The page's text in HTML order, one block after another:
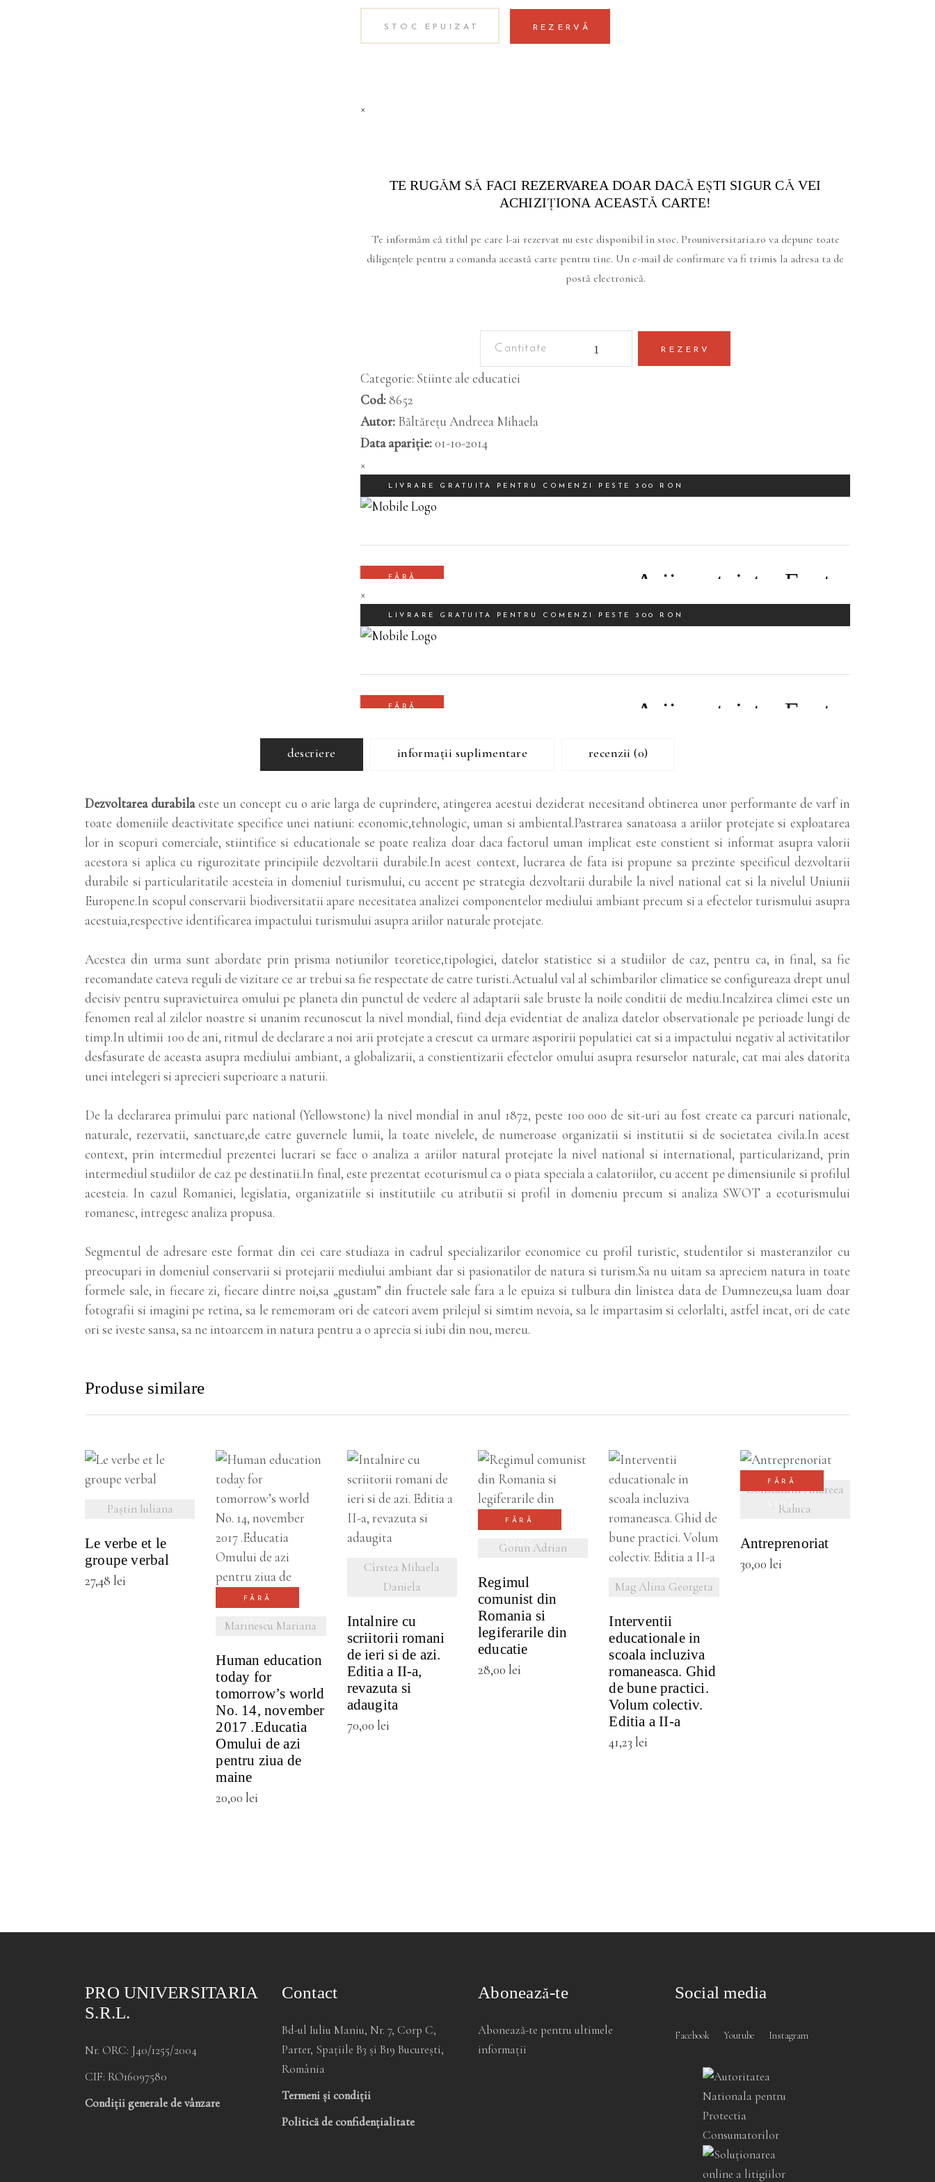
STOC EPUIZAT REZERVĂ
×
TE RUGĂM SĂ FACI REZERVAREA DOAR DACĂ EŞTI SIGUR CĂ VEI
ACHIZIŢIONA ACEASTĂ CARTE!
Te informăm că titlul pe care l-ai rezervat nu este disponibil în stoc. Prouniversitaria.ro va depune toate
diligenţele pentru a comanda această carte pentru tine. Un e-mail de confirmare va fi trimis la adresa ta de
postă electronică.
REZERV
Categorie: Stiinte ale educatiei
Cod:8652
Autor: Băltărețu Andreea Mihaela
Data apariție:01-10-2014
×
×
descriere informații suplimentare recenzii (0)
Dezvoltarea durabilaeste un concept cu o arie larga de cuprindere, atingerea acestui deziderat necesitand obtinerea unor performante de varf in
toate domeniile deactivitate specifice unei natiuni: economic,tehnologic, uman si ambiental.Pastrarea sanatoasa a ariilor protejate si exploatarea
lor in scopuri comerciale, stiintifice si educationale se poate realiza doar daca factorul uman implicat este constient si informat asupra valorii
acestora si aplica cu rigurozitate principiile dezvoltarii durabile.In acest context, lucrarea de fata isi propune sa prezinte specificul dezvoltarii
durabile si particularitatile acesteia in domeniul turismului, cu accent pe strategia dezvoltarii durabile la nivel national cat si la nivelul Uniunii
Europene.In scopul conservarii biodiversitatii apare necesitatea analizei componentelor mediului ambiant precum si a efectelor turismului asupra
acestuia,respective identificarea impactului turismului asupra ariilor naturale protejate.
Acestea din urma sunt abordate prin prisma notiunilor teoretice,tipologiei, datelor statistice si a studiilor de caz, pentru ca, in final, sa fie
recomandate cateva reguli de vizitare ce ar trebui sa fie respectate de catre turisti.Actualul val al schimbarilor climatice se configureaza drept unul
decisiv pentru supravietuirea omului pe planeta din punctul de vedere al adaptarii sale bruste la noile conditii de mediu.Incalzirea climei este un
fenomen real al zilelor noastre si unanim recunoscut la nivel mondial, fiind deja evidentiat de analiza datelor observationale pe perioade lungi de
timp.In ultimii 100 de ani, ritmul de declarare a noi arii protejate a crescut ca urmare asporirii populatiei cat si a impactului negativ al activitatilor
desfasurate de aceasta asupra mediului ambiant, a globalizarii, a constientizarii efectelor omului asupra resurselor naturale, cat mai ales datorita
unei intelegeri si aprecieri superioare a naturii.
De la declararea primului parc national (Yellowstone) la nivel mondial in anul 1872, peste 100 000 de sit-uri au fost create ca parcuri nationale,
naturale, rezervatii, sanctuare,de catre guvernele lumii, la toate nivelele, de numeroase organizatii si institutii si de societatea civila.In acest
context, prin intermediul prezentei lucrari se face o analiza a ariilor natural protejate la nivel national si international, particularizand, prin
intermediul studiilor de caz pe destinatii.In final, este prezentat ecoturismul ca o piata speciala a calatoriilor, cu accent pe dimensiunile si profilul
acesteia. In cazul Romaniei, legislatia, organizatiile si institutiile cu atributii si profil in domeniu precum si analiza SWOT a ecoturismului
romanesc, intregesc analiza propusa.
Segmentul de adresare este format din cei care studiaza in cadrul specializarilor economice cu profil turistic, studentilor si masteranzilor cu
preocupari in domeniul conservarii si protejarii mediului ambiant dar si pasionatilor de natura si turism.Sa nu uitam sa apreciem natura in toate
formele sale, in fiecare zi, fiecare dintre noi,sa „gustam” din fructele sale fara a le epuiza si tulbura din linistea data de Dumnezeu,sa luam doar
fotografii si imagini pe retina, sa le rememoram ori de cateori avem prilejul si simtim nevoia, sa le impartasim si celorlalti, astfel incat, ori de cate
ori se iveste sansa, sa ne intoarcem in natura pentru a o aprecia si iubi din nou, mereu.
Produse similare
Paștin Iuliana
VEZI DETALII
Le verbe et le
groupe verbal
27,48 lei
FĂRĂ
STOC
Marinescu Mariana
VEZI DETALII
Human education
today for
tomorrow’s world
No. 14, november
2017 .Educatia
Omului de azi
pentru ziua de
maine
20,00lei
Cîrstea Mihaela
Daniela
VEZI DETALII
Intalnire cu
scriitorii romani
de ieri si de azi.
Editia a II-a,
revazuta si
adaugita
70,00 lei
FĂRĂ
STOC
Gorun Adrian
VEZI DETALII
Regimul
comunist din
Romania si
legiferarile din
educatie
28,00 lei
Mag Alina Georgeta
VEZI DETALII
Interventii
educationale in
scoala incluziva
romaneasca. Ghid
de bune practici.
Volum colectiv.
Editia a II-a
41,23lei
FĂRĂ
STOC
Constantin Andreea
Raluca
VEZI DETALII
Antreprenoriat
30,00 lei
PRO UNIVERSITARIA
S.R.L.
Nr. ORC: J40/1255/2004
CIF: RO16097580
Condiții generale de vânzare
Contact
Bd-ul Iuliu Maniu, Nr. 7, Corp C,
Parter, Spațiile B3 și B19 București,
România
Termeni și condiții
Politică de confidențialitate
Abonează-te
Abonează-te pentru ultimele
informații
Social media
Facebook Youtube Instagram